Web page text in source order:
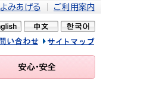
よみあげる ご利用案内
問い合せ イトマップ
安心・安全